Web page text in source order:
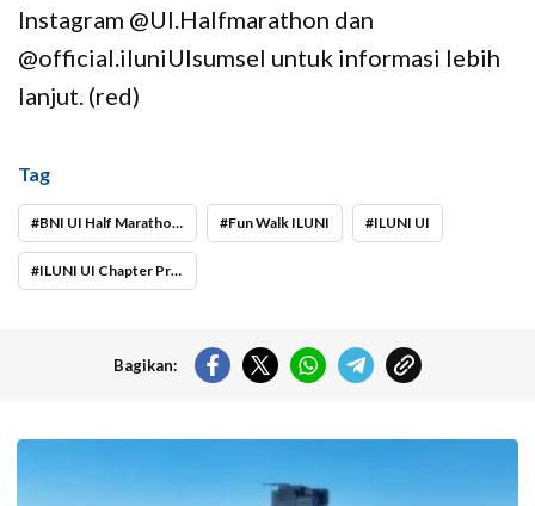
Instagram @UI.Halfmarathon dan
@official.iluniUIsumsel untuk informasi lebih
lanjut. (red)
Tag
BNI UI Half Marathon 2024 Fun Walk ILUNI ILUNI UI
ILUNI UI Chapter Provinsi Sumatera Selatan
Bagikan: